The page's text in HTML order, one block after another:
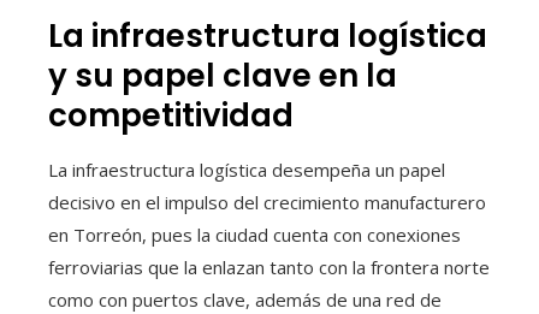
La infraestructura logística
y su papel clave en la
competitividad
La infraestructura logística desempeña un papel
decisivo en el impulso del crecimiento manufacturero
en Torreón, pues la ciudad cuenta con conexiones
ferroviarias que la enlazan tanto con la frontera norte
como con puertos clave, además de una red de